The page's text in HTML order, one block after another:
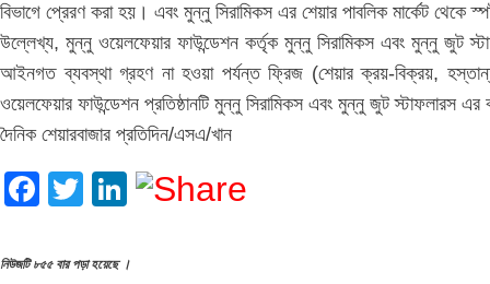
বিভাগে প্রেরণ করা হয়। এবং মুন্নু সিরামিকস এর শেয়ার পাবলিক মার্কেট থেকে
উল্লেখ্য, মুন্নু ওয়েলফেয়ার ফাউন্ডেশন কর্তৃক মুন্নু সিরামিকস এবং মুন্নু জুট
আইনগত ব্যবস্থা গ্রহণ না হওয়া পর্যন্ত ফ্রিজ (শেয়ার ক্রয়-বিক্রয়,
ওয়েলফেয়ার ফাউন্ডেশন প্রতিষ্ঠানটি মুন্নু সিরামিকস এবং মুন্নু জুট স্টাফলারস এর
দৈনিক শেয়ারবাজার প্রতিদিন/এসএ/খান
Facebook
Twitter
LinkedIn
নিউজটি ৮৫৫ বার পড়া হয়েছে ।